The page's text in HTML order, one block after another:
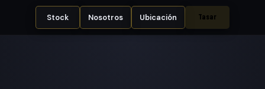
Stock Nosotros Ubicación Tasar